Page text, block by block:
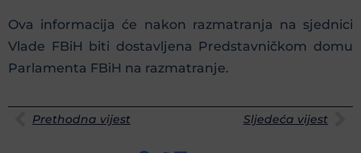
Ova informacija će nakon razmatranja na sjednici
Vlade FBiH biti dostavljena Predstavničkom domu
Parlamenta FBiH na razmatranje.
Prethodna vijest Sljedeća vijest